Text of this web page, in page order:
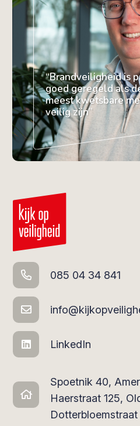
“Brandveiligheid is
goed geregeld als
meest kwetsbare
veilig zijn”
085 04 34 841
LinkedIn
Spoetnik 40,
Haerstraat 125,